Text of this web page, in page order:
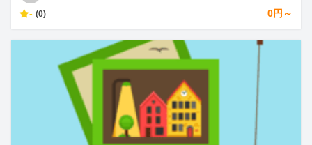
- (0) 0円～